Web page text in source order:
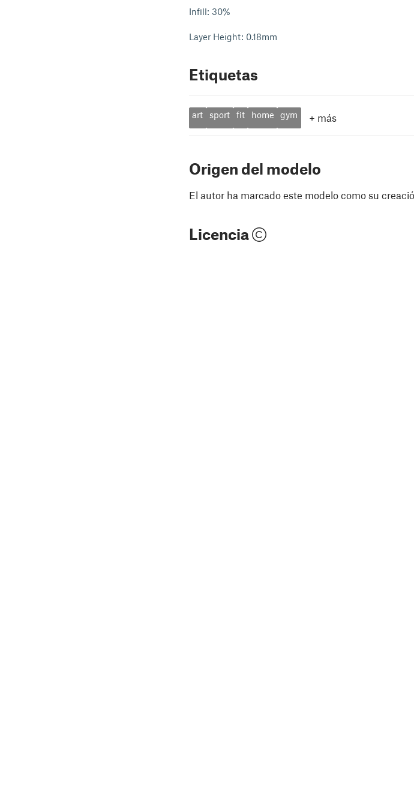
Infill: 30%
Layer Height: 0.18mm
Etiquetas
art sport fit home gym + más
Origen del modelo
El autor ha marcado este modelo como su
Licencia